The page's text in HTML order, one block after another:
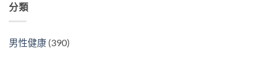
分類
男性健康 (390)